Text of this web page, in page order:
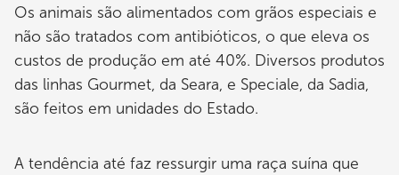
Os animais são alimentados com grãos especiais e
não são tratados com antibióticos, o que eleva os
custos de produção em até 40%. Diversos produtos
das linhas Gourmet, da Seara, e Speciale, da Sadia,
são feitos em unidades do Estado.
A tendência até faz ressurgir uma raça suína que